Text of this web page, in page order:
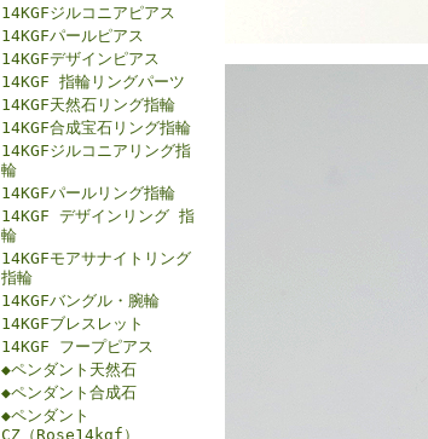
14KGFジルコニアピアス
14KGFパールピアス
14KGFデザインピアス
14KGF 指輪リングパーツ
14KGF天然石リング指輪
14KGF合成宝石リング指輪
14KGFジルコニアリング指
輪
14KGFパールリング指輪
14KGF デザインリング 指
輪
14KGFモアサナイトリング
指輪
14KGFバングル・腕輪
14KGFブレスレット
14KGF フープピアス
◆ペンダント天然石
◆ペンダント合成石
◆ペンダント
CZ（Rose14kgf）